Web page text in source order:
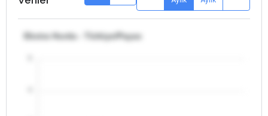
Ekstra Hurda - Türkiye/Payas